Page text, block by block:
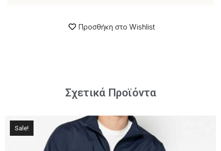
Προσθήκη στο Wishlist
Σχετικά Προϊόντα
Sale!